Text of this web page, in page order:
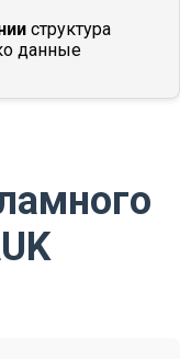
структура
данные